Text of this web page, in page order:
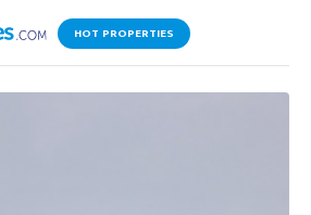
HOT PROPERTIES